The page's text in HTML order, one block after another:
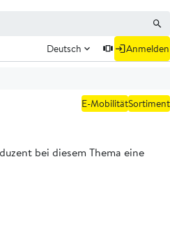
Deutsch Anmelden
E-MobilitätSortiment
bei diesem Thema eine